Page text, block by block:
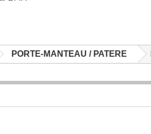
PORTE-MANTEAU / PATERE